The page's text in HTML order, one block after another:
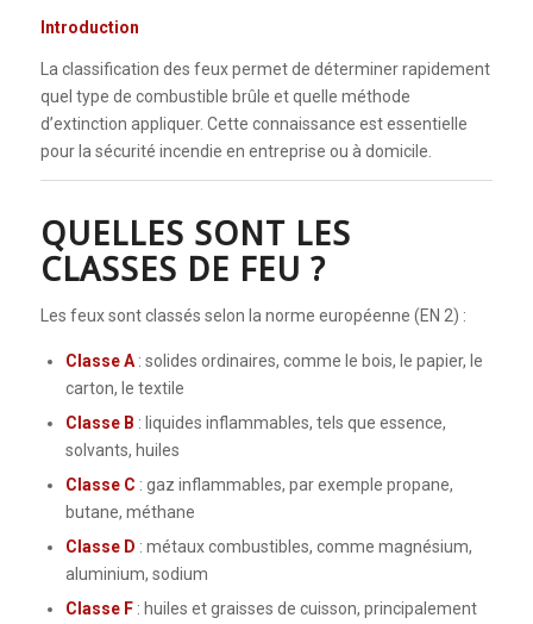
Introduction
La classification des feux permet de déterminer rapidement
quel type de combustible brûle et quelle méthode
d’extinction appliquer. Cette connaissance est essentielle
pour la sécurité incendie en entreprise ou à domicile.
QUELLES SONT LES
CLASSES DE FEU ?
Les feux sont classés selon la norme européenne (EN 2) :
Classe A: solides ordinaires, comme le bois, le papier, le
carton, le textile
Classe B : liquides inflammables, tels que essence,
solvants, huiles
Classe C : gaz inflammables, par exemple propane,
butane, méthane
Classe D : métaux combustibles, comme magnésium,
aluminium, sodium
Classe F: huiles et graisses de cuisson, principalement